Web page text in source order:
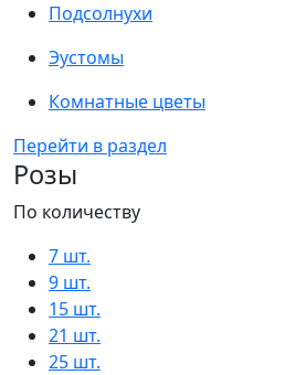
Подсолнухи
Эустомы
Комнатные цветы
Перейти в раздел
Розы
По количеству
7 шт.
9 шт.
15 шт.
21 шт.
25 шт.